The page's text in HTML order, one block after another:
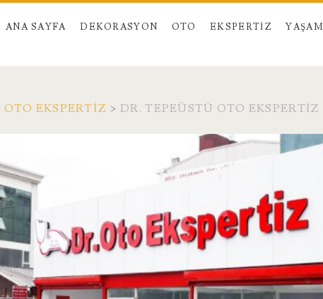
ANA SAYFA DEKORASYON OTO EKSPERTIZ YAŞAM
OTO EKSPERTIZ >DR. TEPEÜSTÜ OTO EKSPERTIZ